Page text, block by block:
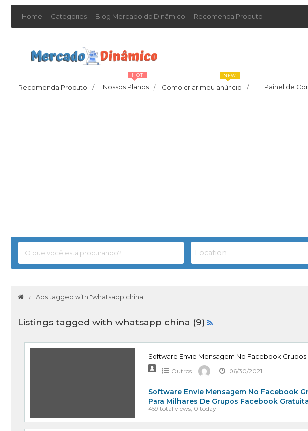
Home Categories Blog Mercado do Dinâmico Recomenda Produto
Recomenda Produto / Nossos Planos /
HOT
Como criar meu anúncio /
NEW
Painel de
Ads tagged with "whatsapp china"
Listings tagged with whatsapp china (9)
Software Envie Mensagem No Facebook Grupos
Outros 06/30/2021
Software Envie Mensagem No Facebook
Para Milhares De Grupos Facebook
459 total views, 0 today